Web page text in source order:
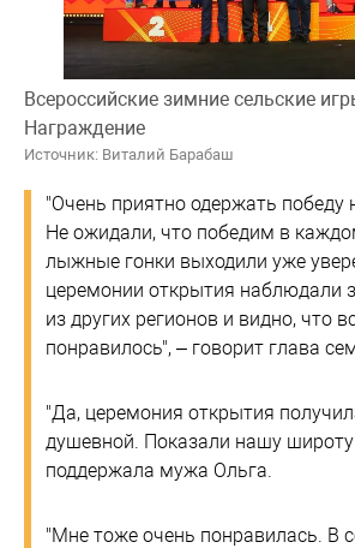
Всероссийские зимние сельские
Награждение
Источник: Виталий Барабаш
"Очень приятно одержать победу
Не ожидали, что победим в
лыжные гонки выходили уже
церемонии открытия наблюдали
из других регионов и видно, что
понравилось", – говорит глава
"Да, церемония открытия
душевной. Показали нашу
поддержала мужа Ольга.
"Мне тоже очень понравилась. В